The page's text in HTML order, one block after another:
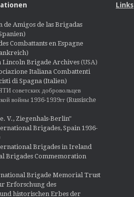
de Amigos de las Brigadas
Combattants en Espagne
Lincoln Brigade Archives(USA)
Italiana Combattenti
di Spagna (Italien)
советских добровольцев
войны 1936-1939гг (Russische
V., Ziegenhals-Berlin"
Brigades, Spain 1936-
Brigades in Ireland
Brigades Commemoration
Brigade Memorial Trust
Erforschung des
historischen Erbes der
Links